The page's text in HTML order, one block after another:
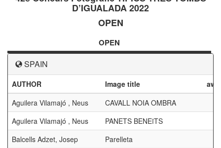
D’IGUALADA 2022
OPEN
OPEN
SPAIN
AUTHOR Image title
Aguilera Vilamajó , Neus
CAVALL NOIA OMBRA
Aguilera Vilamajó , Neus
PANETS BENEïTS
Balcells Adzet, Josep
Parelleta